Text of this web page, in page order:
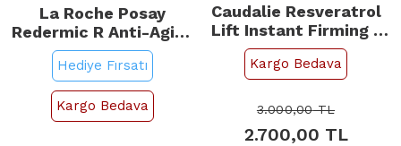
La Roche Posay
Redermic R Anti-Aging
Bakım Kremi 30ml
Hediye Fırsatı
Kargo Bedava
Caudalie Resveratrol
Lift Instant Firming -
Yaşlanma Karşıtı
Serum 30ml
Kargo Bedava
3.000,00TL
2.700,00 TL